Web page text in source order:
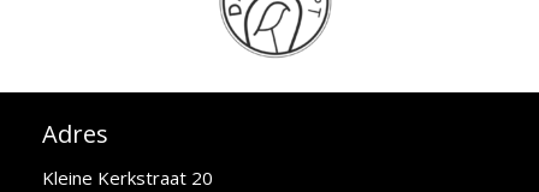
Adres
Kleine Kerkstraat 20